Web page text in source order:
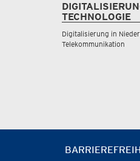
TECHNOLOGIE
Digitalisierung in
Telekommunikation